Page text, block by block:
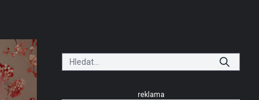
reklama